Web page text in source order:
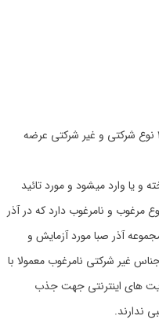
قطعات پکیج در 2 نوع شرکتی و غیر شرکتی عرضه
یا وارد میشود و مورد تائید
و نامرغوب دارد که در آذر
آذر صبا مورد آزمایش و
غیر شرکتی نامرغوب معمولا با
های اینترنتی جهت جذب
ندارند.